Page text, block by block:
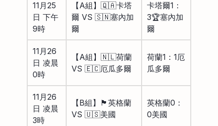
11月25
日 下午
9時
【A組】🇶🇦卡塔
爾 VS 🇸🇳塞內加
爾
卡塔爾1：
3🏆塞內加
爾
11月26
日 凌晨
0時
【A組】🇳🇱荷蘭
VS 🇪🇨厄瓜多爾
荷蘭1：1厄
瓜多爾
11月26
日 凌晨
3時
【B組】🏴󠁧󠁢󠁥󠁮󠁧󠁿英格蘭
VS 🇺🇸美國
英格蘭0：
0美國